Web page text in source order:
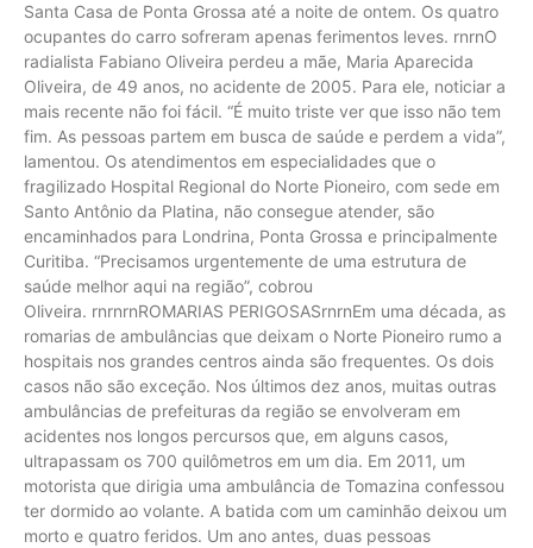
Santa Casa de Ponta Grossa até a noite de ontem. Os quatro
ocupantes do carro sofreram apenas ferimentos leves. rnrnO
radialista Fabiano Oliveira perdeu a mãe, Maria Aparecida
Oliveira, de 49 anos, no acidente de 2005. Para ele, noticiar a
mais recente não foi fácil. “É muito triste ver que isso não tem
fim. As pessoas partem em busca de saúde e perdem a vida”,
lamentou. Os atendimentos em especialidades que o
fragilizado Hospital Regional do Norte Pioneiro, com sede em
Santo Antônio da Platina, não consegue atender, são
encaminhados para Londrina, Ponta Grossa e principalmente
Curitiba. “Precisamos urgentemente de uma estrutura de
saúde melhor aqui na região”, cobrou
Oliveira. rnrnrnROMARIAS PERIGOSASrnrnEm uma década, as
romarias de ambulâncias que deixam o Norte Pioneiro rumo a
hospitais nos grandes centros ainda são frequentes. Os dois
casos não são exceção. Nos últimos dez anos, muitas outras
ambulâncias de prefeituras da região se envolveram em
acidentes nos longos percursos que, em alguns casos,
ultrapassam os 700 quilômetros em um dia. Em 2011, um
motorista que dirigia uma ambulância de Tomazina confessou
ter dormido ao volante. A batida com um caminhão deixou um
morto e quatro feridos. Um ano antes, duas pessoas